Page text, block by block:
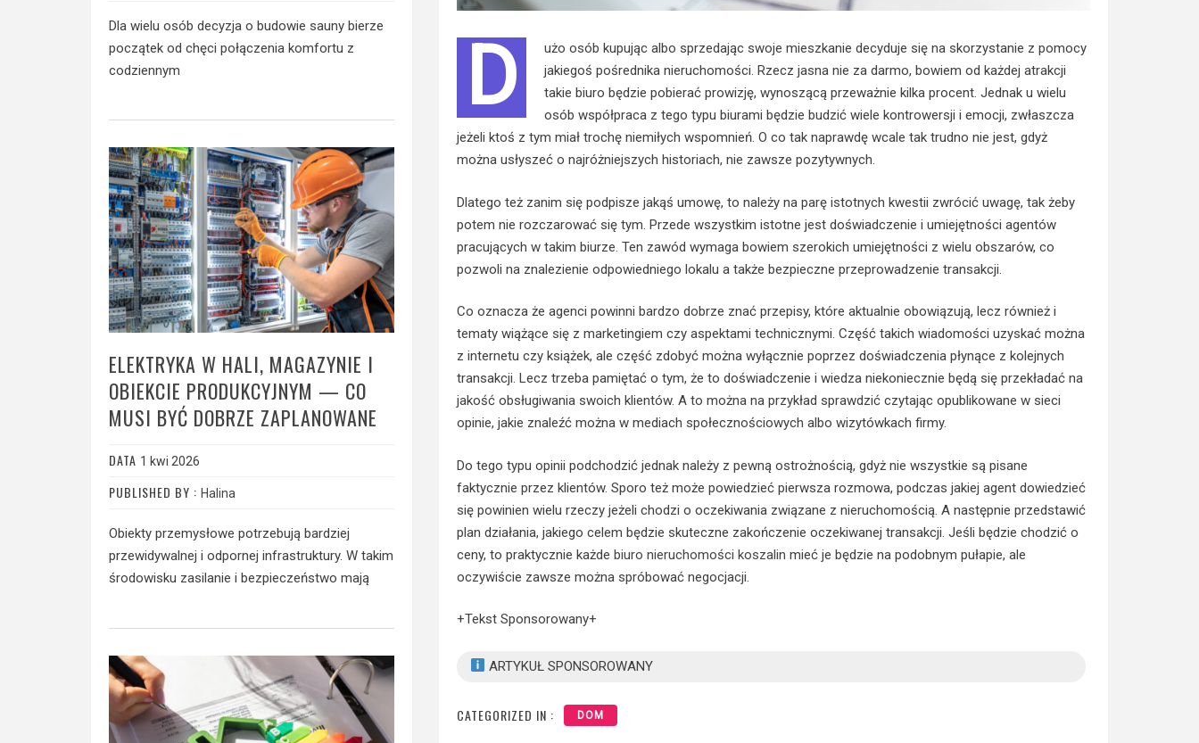
D
użo osób kupując albo sprzedając swoje mieszkanie decyduje się na skorzystanie z pomocy
jakiegoś pośrednika nieruchomości. Rzecz jasna nie za darmo, bowiem od każdej atrakcji
takie biuro będzie pobierać prowizję, wynoszącą przeważnie kilka procent. Jednak u wielu
osób współpraca z tego typu biurami będzie budzić wiele kontrowersji i emocji, zwłaszcza
jeżeli ktoś z tym miał trochę niemiłych wspomnień. O co tak naprawdę wcale tak trudno nie jest, gdyż
można usłyszeć o najróżniejszych historiach, nie zawsze pozytywnych.
Dlatego też zanim się podpisze jakąś umowę, to należy na parę istotnych kwestii zwrócić uwagę, tak żeby
potem nie rozczarować się tym. Przede wszystkim istotne jest doświadczenie i umiejętności agentów
pracujących w takim biurze. Ten zawód wymaga bowiem szerokich umiejętności z wielu obszarów, co
pozwoli na znalezienie odpowiedniego lokalu a także bezpieczne przeprowadzenie transakcji.
Co oznacza że agenci powinni bardzo dobrze znać przepisy, które aktualnie obowiązują, lecz również i
tematy wiążące się z marketingiem czy aspektami technicznymi. Część takich wiadomości uzyskać można
z internetu czy książek, ale część zdobyć można wyłącznie poprzez doświadczenia płynące z kolejnych
transakcji. Lecz trzeba pamiętać o tym, że to doświadczenie i wiedza niekoniecznie będą się przekładać na
jakość obsługiwania swoich klientów. A to można na przykład sprawdzić czytając opublikowane w sieci
opinie, jakie znaleźć można w mediach społecznościowych albo wizytówkach firmy.
Do tego typu opinii podchodzić jednak należy z pewną ostrożnością, gdyż nie wszystkie są pisane
faktycznie przez klientów. Sporo też może powiedzieć pierwsza rozmowa, podczas jakiej agent dowiedzieć
się powinien wielu rzeczy jeżeli chodzi o oczekiwania związane z nieruchomością. A następnie przedstawić
plan działania, jakiego celem będzie skuteczne zakończenie oczekiwanej transakcji. Jeśli będzie chodzić o
ceny, to praktycznie każdebiuro nieruchomości koszalin mieć je będzie na podobnym pułapie, ale
oczywiście zawsze można spróbować negocjacji.
+Tekst Sponsorowany+
ARTYKUŁ SPONSOROWANY
CATEGORIZED IN : DOM
Dla wielu osób decyzja o budowie sauny bierze
początek od chęci połączenia komfortu z
codziennym
ELEKTRYKA W HALI, MAGAZYNIE I
OBIEKCIE PRODUKCYJNYM — CO
MUSI BYĆ DOBRZE ZAPLANOWANE
DATA 1 kwi 2026
PUBLISHED BY : Halina
Obiekty przemysłowe potrzebują bardziej
przewidywalnej i odpornej infrastruktury. W takim
środowisku zasilanie i bezpieczeństwo mają